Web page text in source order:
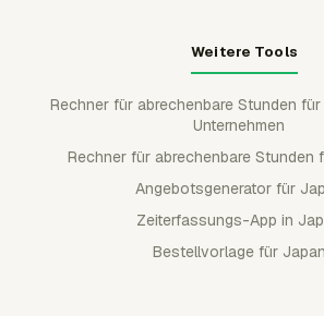
Weitere Tools
Rechner für abrechenbare Stunden
Unternehmen
Rechner für abrechenbare Stunden
Angebotsgenerator für
Zeiterfassungs-App in
Bestellvorlage für Japan